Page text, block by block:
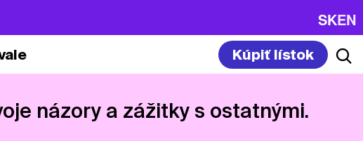
SKEN
Kúpiť lístok
názory a zážitky s ostatnými.